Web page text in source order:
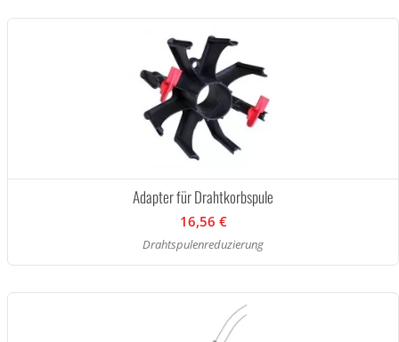
Adapter für Drahtkorbspule
16,56 €
Drahtspulenreduzierung